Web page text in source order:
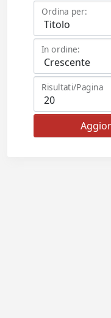
Ordina per:
In ordine:
Risultati/Pagina